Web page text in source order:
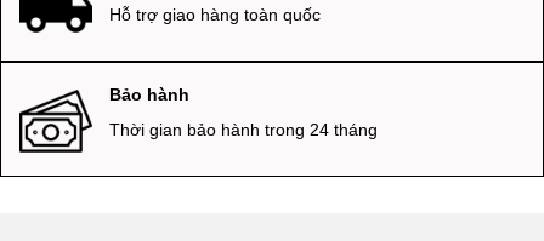
Hỗ trợ giao hàng toàn quốc
Bảo hành
Thời gian bảo hành trong 24 tháng